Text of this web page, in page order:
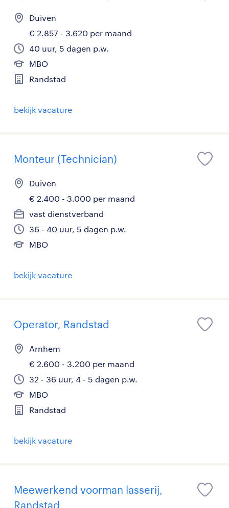
Duiven
€ 2.857 - 3.620 per maand
40 uur, 5 dagen p.w.
MBO
Randstad
bekijk vacature
Monteur (Technician)
Duiven
€ 2.400 - 3.000 per maand
vast dienstverband
36 - 40 uur, 5 dagen p.w.
MBO
bekijk vacature
Operator, Randstad
Arnhem
€ 2.600 - 3.200 per maand
32 - 36 uur, 4 - 5 dagen p.w.
MBO
Randstad
bekijk vacature
Meewerkend voorman lasserij,
Randstad